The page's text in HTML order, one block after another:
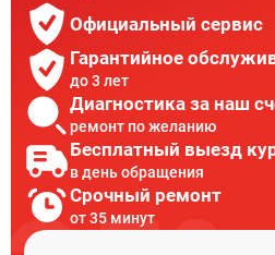
Официальный сервис
Гарантийное
до 3 лет
Диагностика за наш
ремонт по желанию
Бесплатный выезд
в день обращения
Срочный ремонт
от 35 минут